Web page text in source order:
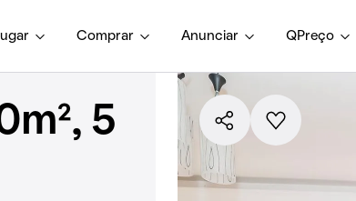
Comprar Anunciar QPreço
5